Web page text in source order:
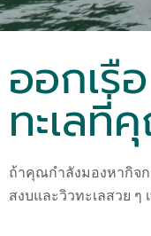
ออกเรื
ทะเล
ถ้าคุณกำลังมองหากิจ
สงบและวิวทะเลสวย